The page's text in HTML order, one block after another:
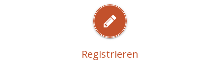
Registrieren